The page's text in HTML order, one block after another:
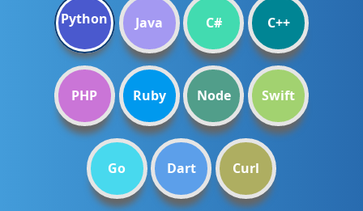
Python Java C# C++
PHP Ruby Node Swift
Go Dart Curl